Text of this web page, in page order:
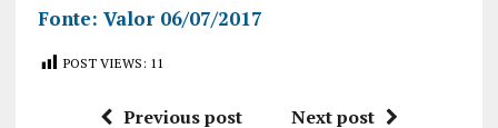
Fonte: Valor 06/07/2017
POST VIEWS: 11
Previous post Next post